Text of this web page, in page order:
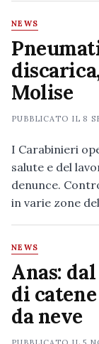
NEWS
Molise
PUBBLICATO IL 8
I Carabinieri
salute e del
denunce.
in varie zone
NEWS
Anas:
di
da neve